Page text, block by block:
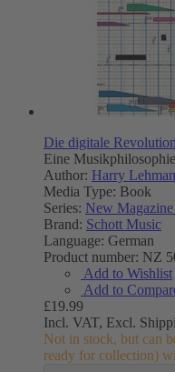
Die digitale
Eine Musikphilosophie
Author: Harry
Media Type: Book
Series: New
Brand: Schott Music
Language: German
Product number: NZ
Add to Wishlist
Add to
£19.99
Incl. VAT, Excl.
Not in stock, but can
ready for collection)